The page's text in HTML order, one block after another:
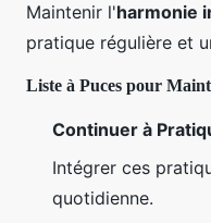
Maintenir l'harmonie
pratique régulière et
Liste à Puces pour
Continuer à
Intégrer ces
quotidienne.